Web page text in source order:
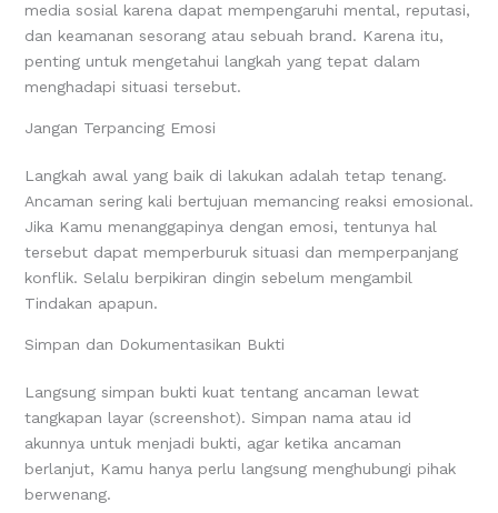
media sosial karena dapat mempengaruhi mental, reputasi,
dan keamanan sesorang atau sebuah brand. Karena itu,
penting untuk mengetahui langkah yang tepat dalam
menghadapi situasi tersebut.
Jangan Terpancing Emosi
Langkah awal yang baik di lakukan adalah tetap tenang.
Ancaman sering kali bertujuan memancing reaksi emosional.
Jika Kamu menanggapinya dengan emosi, tentunya hal
tersebut dapat memperburuk situasi dan memperpanjang
konflik. Selalu berpikiran dingin sebelum mengambil
Tindakan apapun.
Simpan dan Dokumentasikan Bukti
Langsung simpan bukti kuat tentang ancaman lewat
tangkapan layar (screenshot). Simpan nama atau id
akunnya untuk menjadi bukti, agar ketika ancaman
berlanjut, Kamu hanya perlu langsung menghubungi pihak
berwenang.